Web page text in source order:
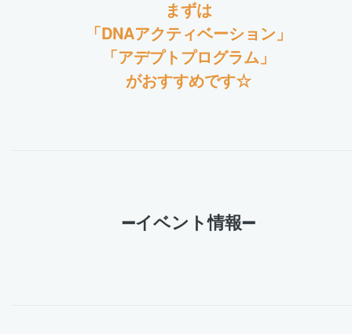
まずは
「DNAアクティベーション」
「アデプトプログラム」
がおすすめです☆
➖イベント情報➖